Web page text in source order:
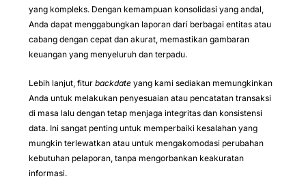
yang kompleks. Dengan kemampuan konsolidasi yang andal,
Anda dapat menggabungkan laporan dari berbagai entitas atau
cabang dengan cepat dan akurat, memastikan gambaran
keuangan yang menyeluruh dan terpadu.
Lebih lanjut, fitur backdate yang kami sediakan memungkinkan
Anda untuk melakukan penyesuaian atau pencatatan transaksi
di masa lalu dengan tetap menjaga integritas dan konsistensi
data. Ini sangat penting untuk memperbaiki kesalahan yang
mungkin terlewatkan atau untuk mengakomodasi perubahan
kebutuhan pelaporan, tanpa mengorbankan keakuratan
informasi.